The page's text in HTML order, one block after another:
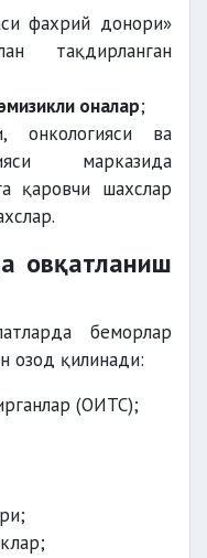
фахрий донори»
тақдирланган
оналар;
онкологияси ва
марказида
қаровчи шахслар
овқатланиш
беморлар
озод қилинади:
(ОИТС);